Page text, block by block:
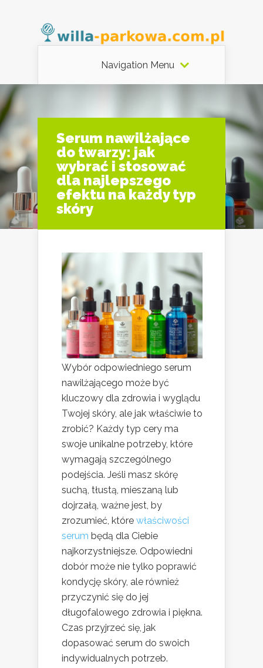
Navigation Menu
Serum nawilżające
do twarzy: jak
wybrać i stosować
dla najlepszego
efektu na każdy typ
skóry
Wybór odpowiedniego serum
nawilżającego może być
kluczowy dla zdrowia i wyglądu
Twojej skóry, ale jak właściwie to
zrobić? Każdy typ cery ma
swoje unikalne potrzeby, które
wymagają szczególnego
podejścia. Jeśli masz skórę
suchą, tłustą, mieszaną lub
dojrzałą, ważne jest, by
zrozumieć, które właściwości
serum będą dla Ciebie
najkorzystniejsze. Odpowiedni
dobór może nie tylko poprawić
kondycję skóry, ale również
przyczynić się do jej
długofalowego zdrowia i piękna.
Czas przyjrzeć się, jak
dopasować serum do swoich
indywidualnych potrzeb.